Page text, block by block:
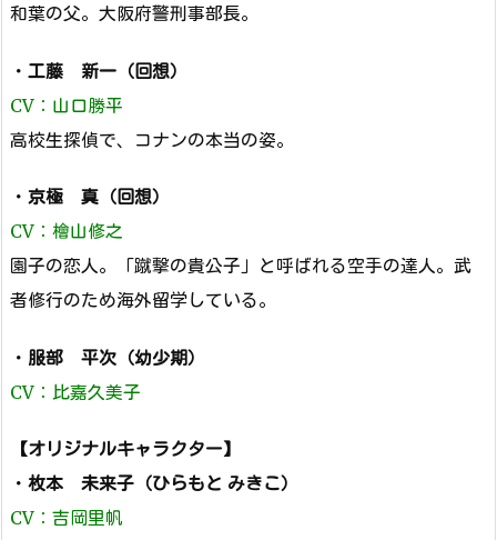
和葉の父。大阪府警刑事部長。
・ 工藤 新一（回想）
CV：山口勝平
高校生探偵で、コナンの本当の姿。
・ 京極 真（回想）
CV：檜山修之
園子の恋人。「蹴撃の貴公子」と呼ばれる空手の達人。武
者修行のため海外留学している。
・ 服部 平次（幼少期）
CV：比嘉久美子
【オリジナルキャラクター】
・ 枚本 未来子（ひらもと みきこ）
CV：吉岡里帆